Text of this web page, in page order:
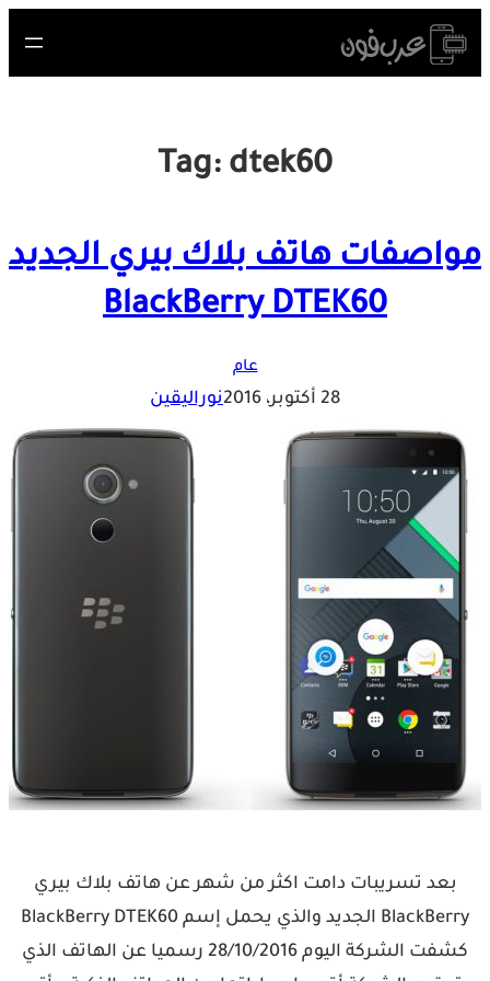
Skip
to
Tag: dtek60
مواصفات هاتف بلاك بيري الجديد
BlackBerry DTEK60
عام
28 أكتوبر، 2016 نوراليقين
بعد تسريبات دامت اكثر من شهر عن هاتف بلاك بيري
BlackBerry الجديد والذي يحمل إسم BlackBerry DTEK60
كشفت الشركة اليوم 28/10/2016 رسميا عن الهاتف الذي